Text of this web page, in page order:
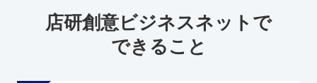
店研創意ビジネスネットで
できること